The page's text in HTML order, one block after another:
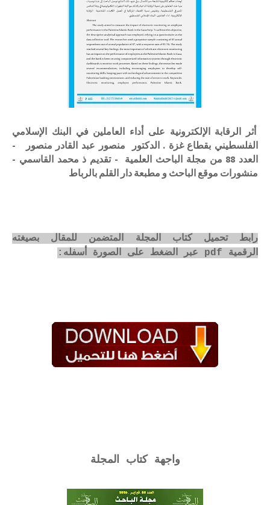
أثر الرقابة الإلكترونية على أداء العاملين في البنك الإسلامي
الفلسطيني بقطاع غزة . الدكتور منصور عبد القادر منصور -
العدد 88 من مجلة الباحث العلمية - تقديم ذ محمد القاسمي -
منشورات موقع الباحث و مطبعة دار القلم بالرباط
رابط تحميل كتاب المجلة المتضمن للمقال بصيغته
الرقمية pdf عبر الضغط على الصورة أسفله:
واجهة كتاب المجلة